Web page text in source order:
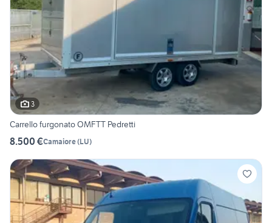
3
Carrello furgonato OMFTT Pedretti
8.500 €Camaiore(LU)